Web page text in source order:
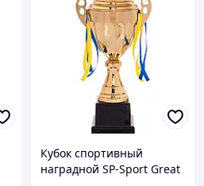
Кубок спортивный
наградной SP-Sport Great